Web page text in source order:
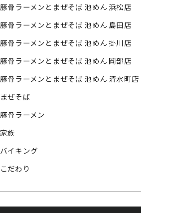
豚骨ラーメンとまぜそば 池めん 浜松店
豚骨ラーメンとまぜそば 池めん 島田店
豚骨ラーメンとまぜそば 池めん 掛川店
豚骨ラーメンとまぜそば 池めん 岡部店
豚骨ラーメンとまぜそば 池めん 清水町店
まぜそば
豚骨ラーメン
家族
バイキング
こだわり